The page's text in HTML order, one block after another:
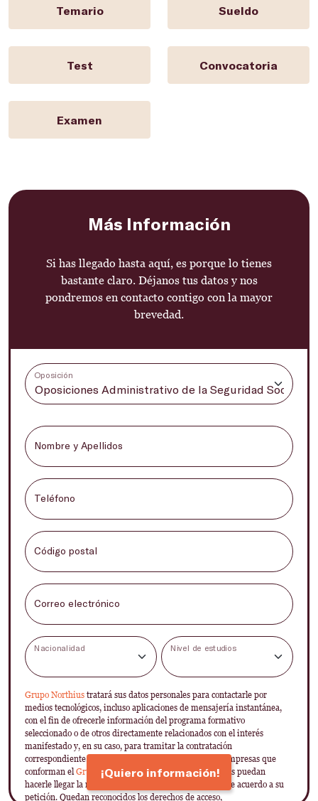
Temario Sueldo
Test Convocatoria
Examen
Más Información
Si has llegado hasta aquí, es porque lo tienes
bastante claro. Déjanos tus datos y nos
pondremos en contacto contigo con la mayor
brevedad.
Oposición
Nombre y Apellidos
Teléfono
Código postal
Correo electrónico
Nacionalidad Nivel de estudios
Grupo Northius tratará sus datos personales para contactarle por
medios tecnológicos, incluso aplicaciones de mensajería instantánea,
con el fin de ofrecerle información del programa formativo
seleccionado o de otros directamente relacionados con el interés
manifestado y, en su caso, para tramitar la contratación
correspondiente. Compartiremos su solicitud con las empresas que
conforman el Grupo Northius, con el objeto de que estas puedan
hacerle llegar la mejor oferta de productos y servicios de acuerdo a su
petición. Quedan reconocidos los derechos de acceso,
¡Quiero información!